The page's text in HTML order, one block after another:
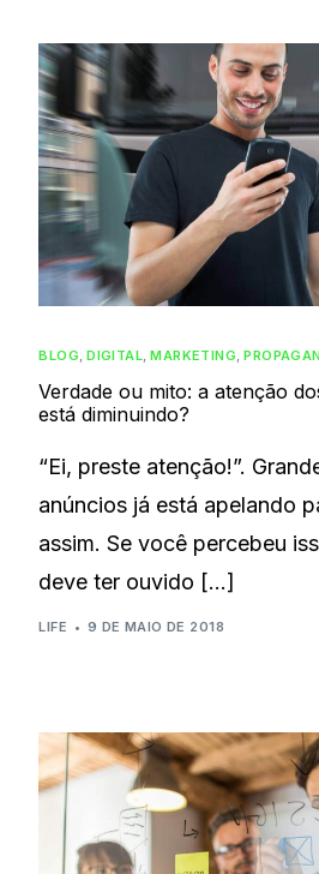
BLOG ,DIGITAL ,MARKETING ,
Verdade ou mito: a atenção
está diminuindo?
“Ei, preste atenção!”.
anúncios já está apelando
assim. Se você percebeu
deve ter ouvido […]
LIFE 9 DE MAIO DE 2018